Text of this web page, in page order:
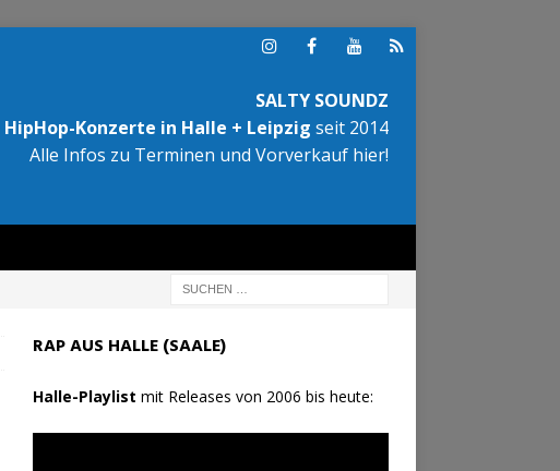
SALTY SOUNDZ
HipHop-Konzerte in Halle + Leipzig seit 2014
Alle Infos zu Terminen und Vorverkauf hier!
RAP AUS HALLE (SAALE)
Halle-Playlist mit Releases von 2006 bis heute: